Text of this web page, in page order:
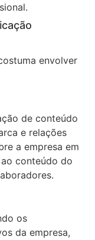
envolver
de conteúdo
e relações
a empresa em
conteúdo do
os
da empresa,